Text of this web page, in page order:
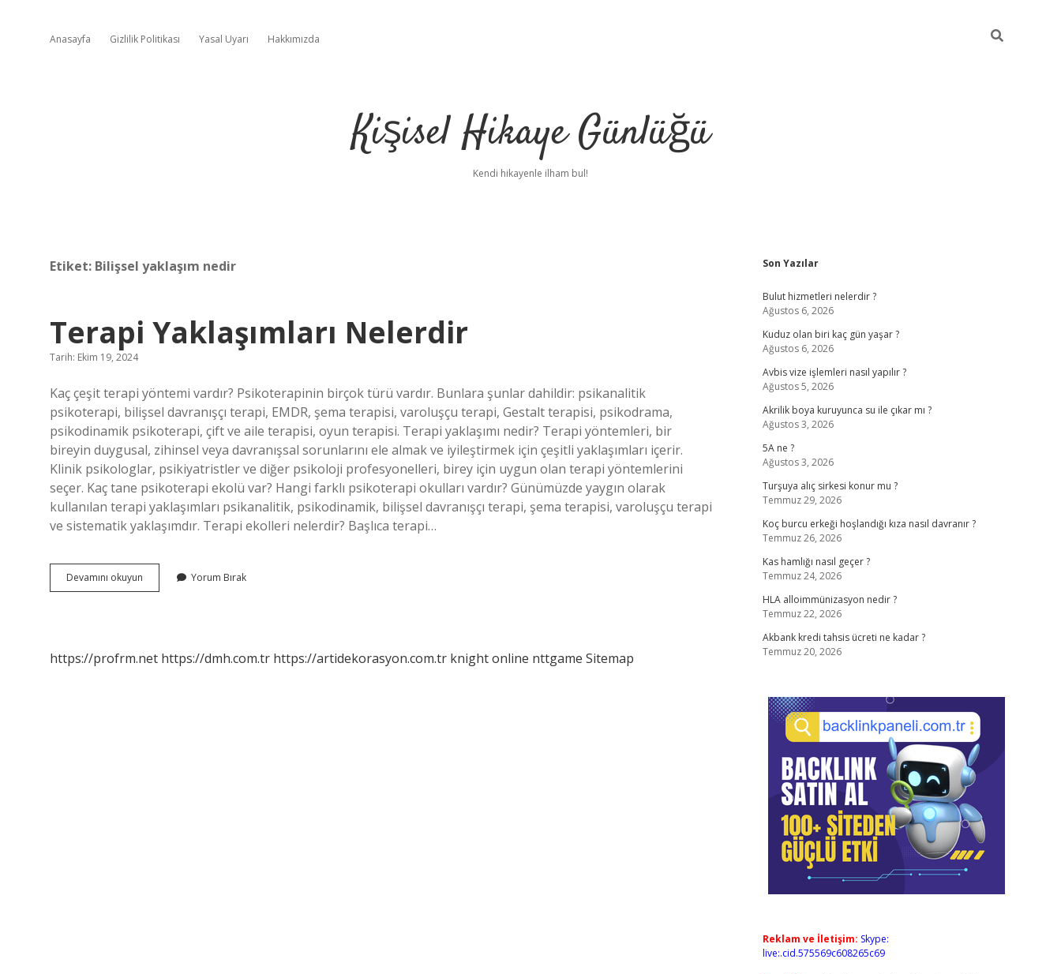
Anasayfa Gizlilik Politikası Yasal Uyarı Hakkımızda
Kişisel Hikaye Günlüğü
Kendi hikayenle ilham bul!
Etiket: Bilişsel yaklaşım nedir
Terapi Yaklaşımları Nelerdir
Tarih: Ekim 19, 2024
Kaç çeşit terapi yöntemi vardır? Psikoterapinin birçok türü vardır. Bunlara şunlar dahildir: psikanalitik
psikoterapi, bilişsel davranışçı terapi, EMDR, şema terapisi, varoluşçu terapi, Gestalt terapisi, psikodrama,
psikodinamik psikoterapi, çift ve aile terapisi, oyun terapisi. Terapi yaklaşımı nedir? Terapi yöntemleri, bir
bireyin duygusal, zihinsel veya davranışsal sorunlarını ele almak ve iyileştirmek için çeşitli yaklaşımları içerir.
Klinik psikologlar, psikiyatristler ve diğer psikoloji profesyonelleri, birey için uygun olan terapi yöntemlerini
seçer. Kaç tane psikoterapi ekolü var? Hangi farklı psikoterapi okulları vardır? Günümüzde yaygın olarak
kullanılan terapi yaklaşımları psikanalitik, psikodinamik, bilişsel davranışçı terapi, şema terapisi, varoluşçu terapi
ve sistematik yaklaşımdır. Terapi ekolleri nelerdir? Başlıca terapi…
Devamını okuyun
Yaklaşımları
Yorum Bırak
https://profrm.net https://dmh.com.tr https://artidekorasyon.com.tr knight online nttgame Sitemap
Sidebar
Son Yazılar
Bulut hizmetleri nelerdir ?
Ağustos 6, 2026
Kuduz olan biri kaç gün yaşar ?
Ağustos 6, 2026
Avbis vize işlemleri nasıl yapılır ?
Ağustos 5, 2026
Akrilik boya kuruyunca su ile çıkar mı ?
Ağustos 3, 2026
5A ne ?
Ağustos 3, 2026
Turşuya alıç sirkesi konur mu ?
Temmuz 29, 2026
Koç burcu erkeği hoşlandığı kıza nasıl davranır ?
Temmuz 26, 2026
Kas hamlığı nasıl geçer ?
Temmuz 24, 2026
HLA alloimmünizasyon nedir ?
Temmuz 22, 2026
Akbank kredi tahsis ücreti ne kadar ?
Temmuz 20, 2026
Reklam ve İletişim: Skype:
live:.cid.575569c608265c69